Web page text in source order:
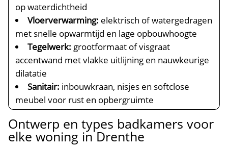
op waterdichtheid
Vloerverwarming: elektrisch of watergedragen
met snelle opwarmtijd en lage opbouwhoogte
Tegelwerk: grootformaat of visgraat
accentwand met vlakke uitlijning en nauwkeurige
dilatatie
Sanitair: inbouwkraan, nisjes en softclose
meubel voor rust en opbergruimte
Ontwerp en types badkamers voor
elke woning in Drenthe